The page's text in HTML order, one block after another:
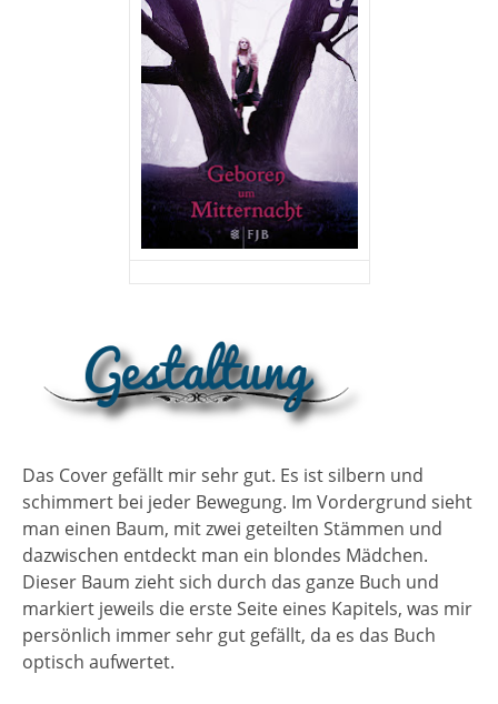
Das Cover gefällt mir sehr gut. Es ist silbern und
schimmert bei jeder Bewegung. Im Vordergrund sieht
man einen Baum, mit zwei geteilten Stämmen und
dazwischen entdeckt man ein blondes Mädchen.
Dieser Baum zieht sich durch das ganze Buch und
markiert jeweils die erste Seite eines Kapitels, was mir
persönlich immer sehr gut gefällt, da es das Buch
optisch aufwertet.